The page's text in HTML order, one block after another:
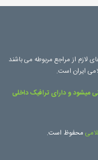
از مراجع مربوطه می باشند
ایران است.
میشود و دارای ترافیک داخلی
محفوظ است.